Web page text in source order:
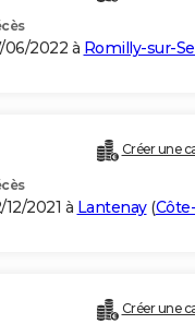
06/2022 à Romilly-sur-
Créer une
12/2021 à Lantenay(
Créer une